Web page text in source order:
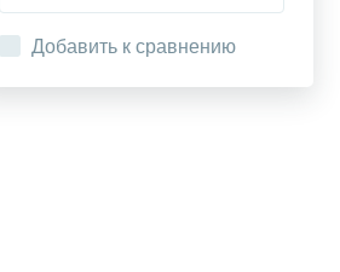
Добавить к сравнению